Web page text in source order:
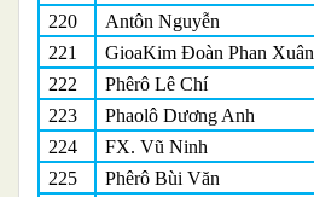
220
Antôn Nguyễn
221
GioaKim Đoàn Phan Xuân
222
Phêrô Lê Chí
223
Phaolô Dương Anh
224
FX. Vũ Ninh
225
Phêrô Bùi Văn